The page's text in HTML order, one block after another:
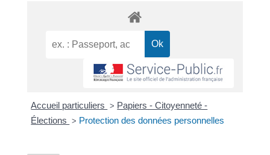
Accueil particuliers > Papiers - Citoyenneté -
Élections > Protection des données personnelles